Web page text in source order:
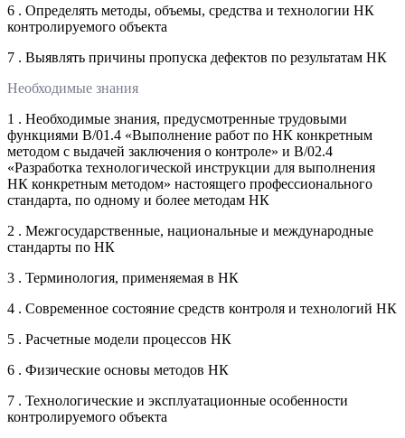
6 . Определять методы, объемы, средства и технологии НК
контролируемого объекта
7 . Выявлять причины пропуска дефектов по результатам НК
Необходимые знания
1 . Необходимые знания, предусмотренные трудовыми
функциями B/01.4 «Выполнение работ по НК конкретным
методом с выдачей заключения о контроле» и B/02.4
«Разработка технологической инструкции для выполнения
НК конкретным методом» настоящего профессионального
стандарта, по одному и более методам НК
2 . Межгосударственные, национальные и международные
стандарты по НК
3 . Терминология, применяемая в НК
4 . Современное состояние средств контроля и технологий НК
5 . Расчетные модели процессов НК
6 . Физические основы методов НК
7 . Технологические и эксплуатационные особенности
контролируемого объекта